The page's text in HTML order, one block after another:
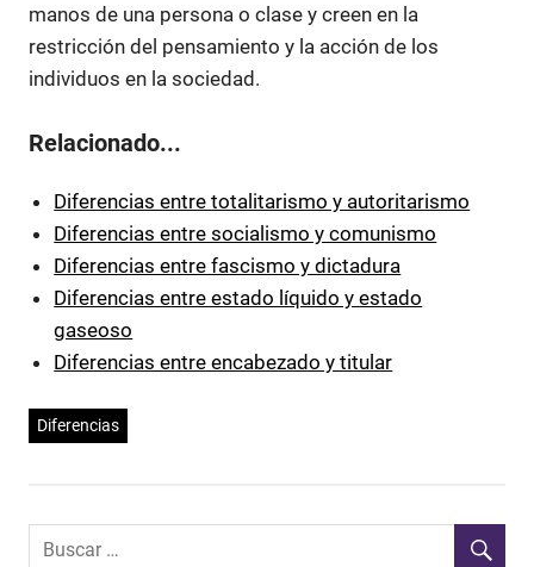
manos de una persona o clase y creen en la
restricción del pensamiento y la acción de los
individuos en la sociedad.
Relacionado...
Diferencias entre totalitarismo y autoritarismo
Diferencias entre socialismo y comunismo
Diferencias entre fascismo y dictadura
Diferencias entre estado líquido y estado
gaseoso
Diferencias entre encabezado y titular
Diferencias